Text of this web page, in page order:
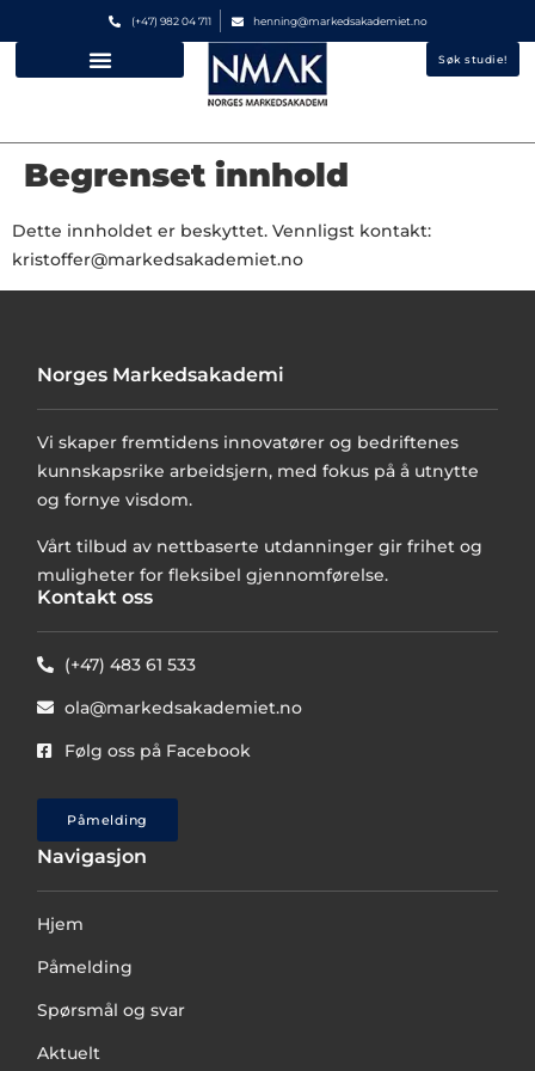
(+47) 982 04 711 henning@markedsakademiet.no
Søk studie!
Begrenset innhold
Dette innholdet er beskyttet. Vennligst kontakt:
kristoffer@markedsakademiet.no
Norges Markedsakademi
Vi skaper fremtidens innovatører og bedriftenes
kunnskapsrike arbeidsjern, med fokus på å utnytte
og fornye visdom.
Vårt tilbud av nettbaserte utdanninger gir frihet og
muligheter for fleksibel gjennomførelse.
Kontakt oss
(+47) 483 61 533
ola@markedsakademiet.no
Følg oss på Facebook
Påmelding
Navigasjon
Hjem
Påmelding
Spørsmål og svar
Aktuelt